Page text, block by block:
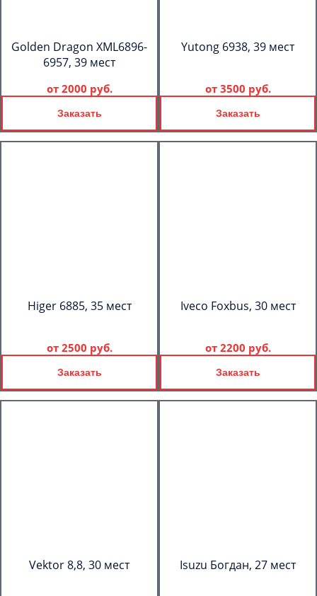
Golden Dragon XML6896-
6957, 39 мест
от 2000 руб.
Заказать
Yutong 6938, 39 мест
от 3500 руб.
Заказать
Higer 6885, 35 мест
от 2500 руб.
Заказать
Iveco Foxbus, 30 мест
от 2200 руб.
Заказать
Vektor 8,8, 30 мест Isuzu Богдан, 27 мест